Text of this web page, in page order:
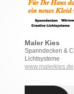
Maler Kies
Spanndecken &
Lichtsysteme
www.malerkies.de